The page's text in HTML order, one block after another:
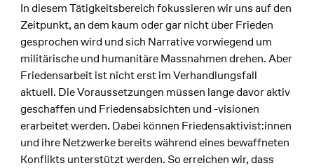
In diesem Tätigkeitsbereich fokussieren wir uns auf den
Zeitpunkt, an dem kaum oder gar nicht über Frieden
gesprochen wird und sich Narrative vorwiegend um
militärische und humanitäre Massnahmen drehen. Aber
Friedensarbeit ist nicht erst im Verhandlungsfall
aktuell. Die Voraussetzungen müssen lange davor aktiv
geschaffen und Friedensabsichten und -visionen
erarbeitet werden. Dabei können Friedensaktivist:innen
und ihre Netzwerke bereits während eines bewaffneten
Konflikts unterstützt werden. So erreichen wir, dass